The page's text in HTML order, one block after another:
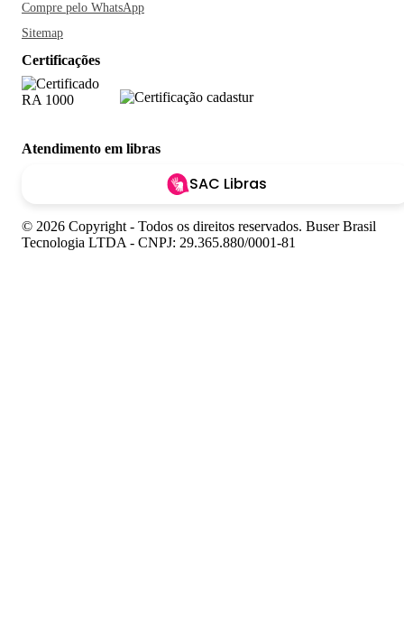
Compre pelo WhatsApp
Sitemap
Certificações
Atendimento em libras
SAC Libras
© 2026 Copyright - Todos os direitos reservados. Buser Brasil
Tecnologia LTDA - CNPJ: 29.365.880/0001-81